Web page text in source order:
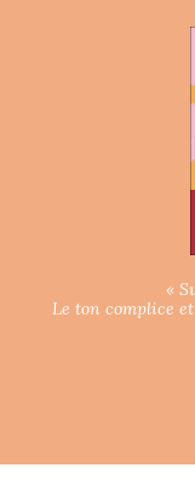
«
Le ton complice